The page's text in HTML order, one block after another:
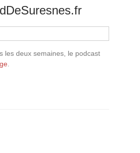
les deux semaines, le podcast